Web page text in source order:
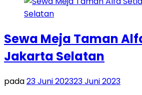
Sewa Meja Taman
Jakarta Selatan
pada23 Juni 202323 Juni 2023